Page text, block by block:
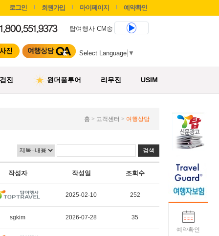
예약확인
로그인 회원가입 마이페이지 예약확인
탑여행사 CM송
Select Language ▼
진 원더풀투어 리무진 USIM
홈 > 고객센터 > 여행상담
작성자 작성일 조회수
2025-02-10 252
sgkim 2026-07-28 35